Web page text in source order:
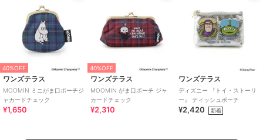
40%OFF
ワンズテラス
MOOMIN ミニがま口ポーチジ
ャカードチェック
¥1,650
40%OFF
ワンズテラス
MOOMIN がま口ポーチ ジャ
カードチェック
¥2,310
ワンズテラス
ディズニー 『トイ・ストーリ
ー』 ティッシュポーチ
¥2,420 新着